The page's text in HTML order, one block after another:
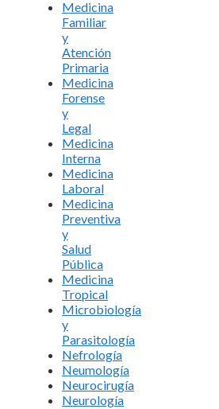
Medicina
Familiar
y
Atención
Primaria
Medicina
Forense
y
Legal
Medicina
Interna
Medicina
Laboral
Medicina
Preventiva
y
Salud
Pública
Medicina
Tropical
Microbiología
y
Parasitología
Nefrología
Neumología
Neurocirugía
Neurología